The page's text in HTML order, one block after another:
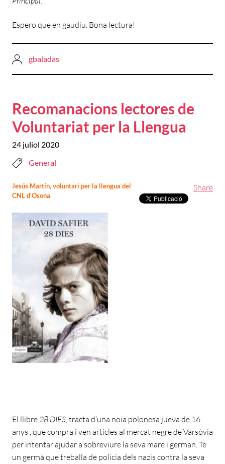
Espero que en gaudiu. Bona lectura!
gbaladas
Recomanacions lectores de
Voluntariat per la Llengua
24 juliol 2020
General
Share
Jesús Martín, voluntari per la llengua del
CNL d’Osona
El llibre28 DIES, tracta d’una noia polonesa jueva de 16
anys , que compra i ven articles al mercat negre de Varsòvia
per intentar ajudar a sobreviure la seva mare i german. Te
un germà que treballa de policia dels nazis contra la seva